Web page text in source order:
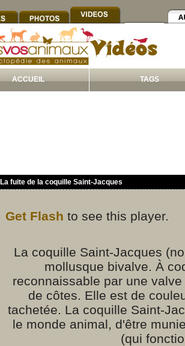
ACCUEIL TAGS
La fuite de la coquille Saint-Jacques
Get Flash to see this player.
La coquille Saint-Jacques
mollusque bivalve. À
reconnaissable par une
de côtes. Elle est de
tachetée. La coquille Saint-
le monde animal, d'être
(qui